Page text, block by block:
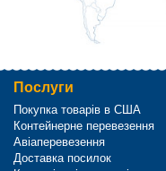
Послуги
Покупка товарів в США
Контейнерне перевезення
Авіаперевезення
Доставка посилок